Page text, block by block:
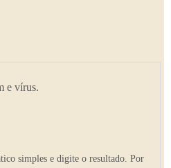
e vírus.
simples e digite o resultado. Por